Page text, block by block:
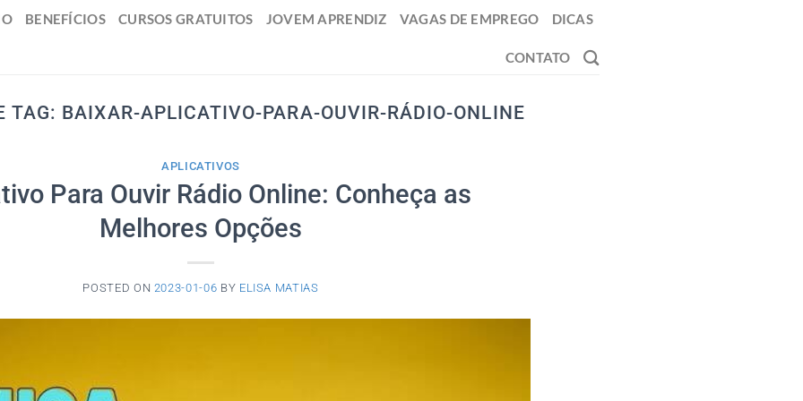
BENEFÍCIOS CURSOS GRATUITOS JOVEM APRENDIZ VAGAS DE EMPREGO DICAS
CONTATO
TAG: BAIXAR-APLICATIVO-PARA-OUVIR-RÁDIO-ONLINE
APLICATIVOS
Para Ouvir Rádio Online: Conheça as
Melhores Opções
POSTED ON 2023-01-06 BY ELISA MATIAS